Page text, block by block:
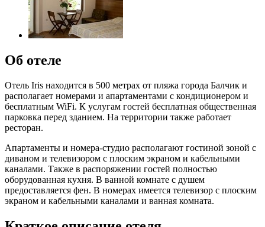
Об отеле
Отель Iris находится в 500 метрах от пляжа города Балчик и
располагает номерами и апартаментами с кондиционером и
бесплатным WiFi. К услугам гостей бесплатная общественная
парковка перед зданием. На территории также работает
ресторан.
Апартаменты и номера-студио располагают гостиной зоной с
диваном и телевизором с плоским экраном и кабельными
каналами. Также в распоряжении гостей полностью
оборудованная кухня. В ванной комнате с душем
предоставляется фен. В номерах имеется телевизор с плоским
экраном и кабельными каналами и ванная комната.